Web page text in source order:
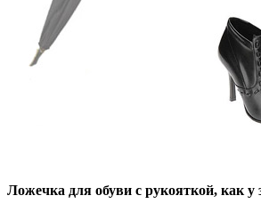
Ложечка для обуви с рукояткой, как у